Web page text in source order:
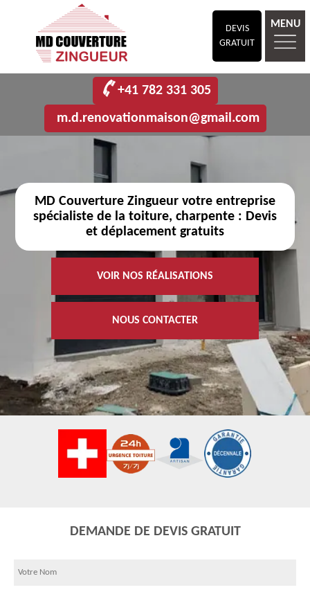
DEVIS
GRATUIT
MENU
+41 782 331 305
m.d.renovationmaison@gmail.com
MD Couverture Zingueur votre entreprise
spécialiste de la toiture, charpente : Devis
et déplacement gratuits
VOIR NOS RÉALISATIONS
NOUS CONTACTER
DEMANDE DE DEVIS GRATUIT